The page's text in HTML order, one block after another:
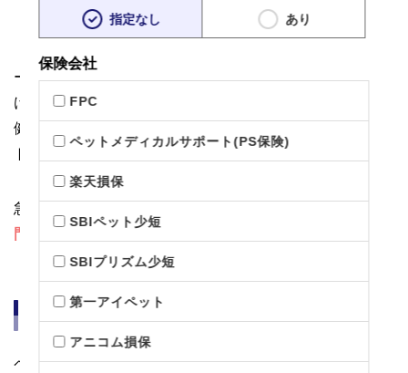
指定なし あり
保険会社
FPC
ペットメディカルサポート(PS保険)
楽天損保
SBIペット少短
SBIプリズム少短
第一アイペット
アニコム損保
できる
「どうぶつホットライン」
ーナーに気軽に相談できるサービスです。毎日のしつ
けや食事などのお困りごとから、病気の予防に関する
健康相談まで、専門の知識を持ったスタッフがサポー
トします。
急な体調の変化や気になる症状があるとき、
門家へ相談できる環境が整っています。
迷子関連サービス
ペットが迷子になった際に役立つ迷子関連サービスも